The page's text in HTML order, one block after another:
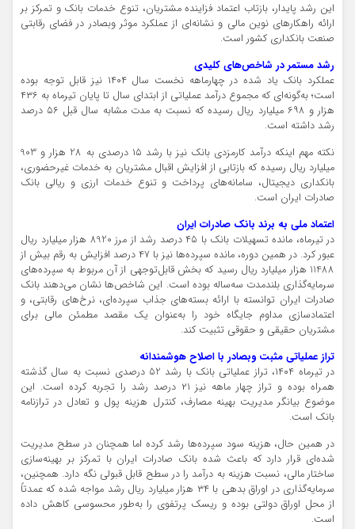
این رشد پایدار، بازتاب اعتماد فزاینده مشتریان، تنوع خدمات بانک و تمرکز بر
ارائه راهکارهای نوین مالی و نشانه‌ای از عملکرد موثر وبصادر در فضای رقابتی
صنعت بانکداری کشور است.
رشد مستمر در شاخص‌های کلیدی
عملکرد بانک یاد شده در چهارماهه نخست سال ۱۴۰۴ نیز قابل توجه بوده
است؛ به‌گونه‌ای که مجموع درآمد عملیاتی از ابتدای سال تا پایان تیرماه به ۴۳۶
هزار و ۶۹۸ میلیارد ریال رسیده که نسبت به مدت مشابه سال قبل ۵۶ درصد
رشد داشته است.
نکته مهم اینکه درآمد کارمزدی بانک نیز با رشد ۱۵ درصدی به 28 هزار و 903
میلیارد ریال رسیده که بازتابی از افزایش اقبال مشتریان به خدمات غیرحضوری،
بانکداری دیجیتال، سامانه‌های پرداخت و تنوع خدمات ارزی و ریالی بانک
صادرات ایران است.
اعتماد ملی به برند بانک صادرات ایران
در تیرماه، مانده تسهیلات بانک با ۴۵ درصد رشد از مرز 8920 هزار میلیارد ریال
عبور کرد. در همین دوره، مانده سپرده‌ها نیز با ۴۷ درصد افزایش به رقم بیش از
11488 هزار میلیارد ریال رسید که بخش قابل‌توجهی از آن مربوط به سپرده‌های
سرمایه‌گذاری بلندمدت سه‌ساله بوده است. این شاخص‌ها نشان می‌دهند بانک
صادرات ایران توانسته با ارائه بسته‌های جذاب سپرده‌ای، نرخ‌های رقابتی، و
اعتمادسازی مداوم جایگاه خود را به‌عنوان یک مقصد مطمئن مالی برای
مشتریان حقیقی و حقوقی تثبیت کند.
تراز عملیاتی مثبت وبصادر با اصلاح هوشمندانه
در تیرماه ۱۴۰۴، تراز عملیاتی بانک با رشد 52 درصدی نسبت به سال گذشته
همراه بوده و تراز چهار ماهه نیز ۲۱ درصد رشد را تجربه کرده است. این
موضوع بیانگر مدیریت بهینه مصارف، کنترل هزینه پول و تعادل در ترازنامه
بانک است.
در همین حال، هزینه سود سپرده‌ها رشد کرده اما همچنان در سطح مدیریت‌
شده‌ای قرار دارد که باعث شده بانک صادرات ایران با تمرکز بر بهینه‌سازی
ساختار مالی، نسبت هزینه به درآمد را در سطح قابل قبولی نگه دارد. همچنین،
سرمایه‌گذاری در اوراق بدهی با ۳۴ هزار میلیارد ریال رشد مواجه شده که عمدتاً
از محل اوراق دولتی بوده و ریسک پرتفوی را به‌طور محسوسی کاهش داده
است.